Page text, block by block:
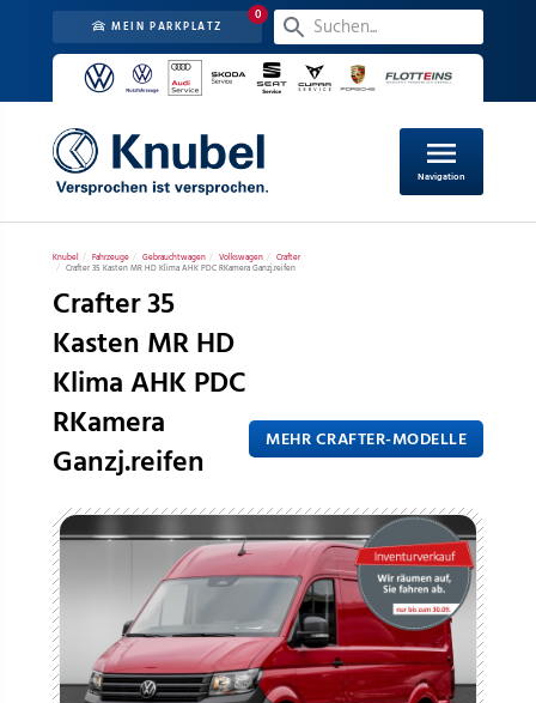
MEIN PARKPLATZ
0
menu
Navigation
Knubel Fahrzeuge Gebrauchtwagen Volkswagen
Crafter
Crafter 35 Kasten MR HD Klima AHK PDC RKamera Ganzj.reifen
Crafter 35
Kasten MR HD
Klima AHK PDC
RKamera
Ganzj.reifen
MEHR CRAFTER-MODELLE